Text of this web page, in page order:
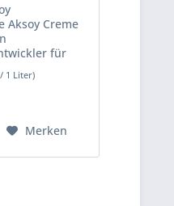
Aksoy Creme
für
Die
ermöglicht
1 Liter)
Merken